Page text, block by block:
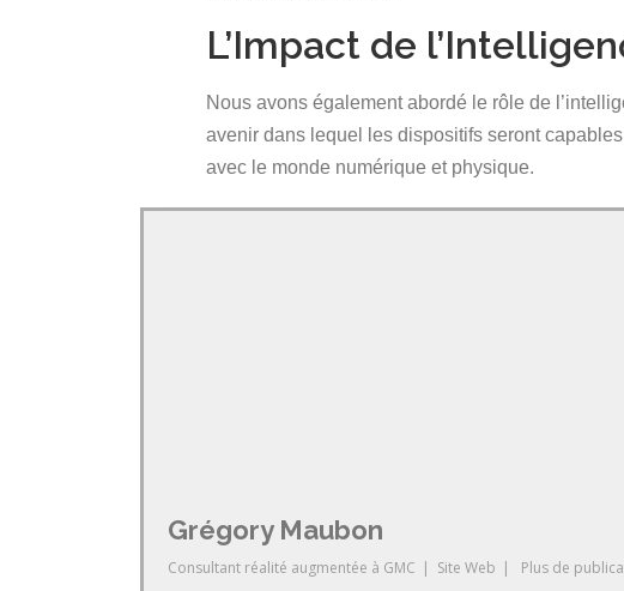
L’Impact de
Nous avons également abordé le rôle de
avenir dans lequel les dispositifs seront
avec le monde numérique et physique.
Grégory Maubon
Consultant réalité augmentée à GMC | Site Web | Plus de